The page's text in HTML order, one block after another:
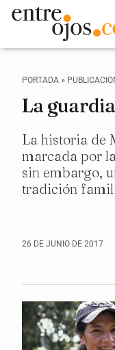
PORTADA »
La
La historia de
marcada por
sin embargo,
tradición
26 DE JUNIO DE 2017